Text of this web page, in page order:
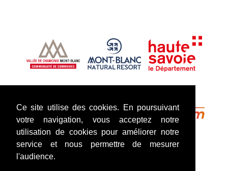
Ce site utilise des cookies. En poursuivant
votre navigation, vous acceptez notre
utilisation de cookies pour améliorer notre
service et nous permettre de mesurer
l'audience.